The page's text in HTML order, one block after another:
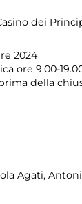
dei
2024
ore 9.00-
della
Agati,